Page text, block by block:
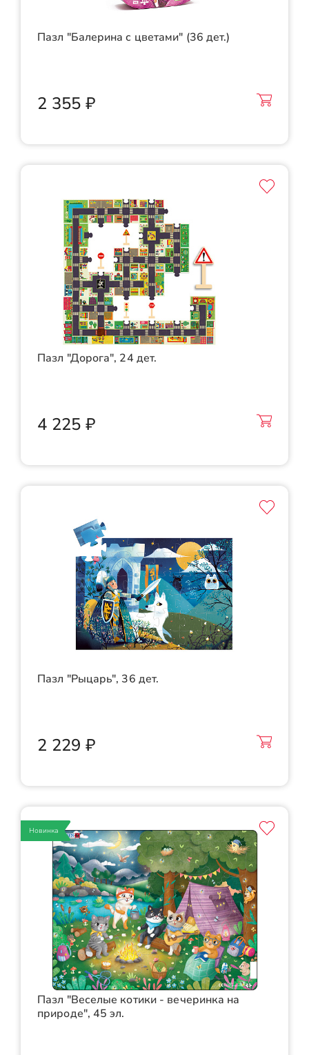
Пазл "Балерина с цветами" (36 дет.)
2 355 ₽
Пазл "Дорога", 24 дет.
4 225 ₽
Пазл "Рыцарь", 36 дет.
2 229 ₽
Новинка
Пазл "Веселые котики - вечеринка на
природе", 45 эл.